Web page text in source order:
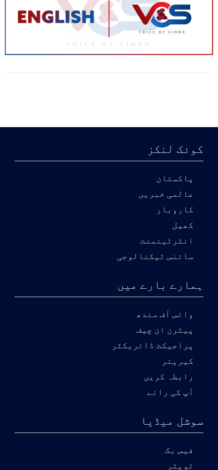
کوئک لنکز
پاکستان
عالمی خبریں
کاروبار
کھیل
انٹرٹینمنٹ
سائنس ٹیکنالوجی
ہمارے بارے میں
وائس آف سندھ
پیٹرن ان چیف
پراجیکٹ ڈائریکٹر
کیریئر
رابطہ کریں
آپ کی رائے
سوشل میڈیا
فیس بک
ٹویٹر